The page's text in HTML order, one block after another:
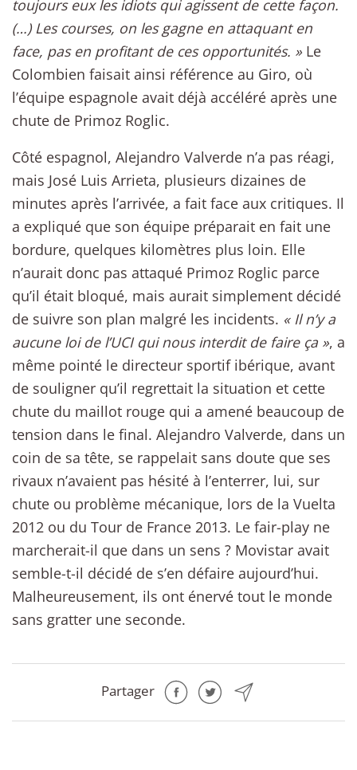
toujours eux les idiots qui agissent de cette façon.
(…) Les courses, on les gagne en attaquant en
face, pas en profitant de ces opportunités. » Le
Colombien faisait ainsi référence au Giro, où
l’équipe espagnole avait déjà accéléré après une
chute de Primoz Roglic.
Côté espagnol, Alejandro Valverde n’a pas réagi,
mais José Luis Arrieta, plusieurs dizaines de
minutes après l’arrivée, a fait face aux critiques. Il
a expliqué que son équipe préparait en fait une
bordure, quelques kilomètres plus loin. Elle
n’aurait donc pas attaqué Primoz Roglic parce
qu’il était bloqué, mais aurait simplement décidé
de suivre son plan malgré les incidents. « Il n’y a
aucune loi de l’UCI qui nous interdit de faire ça », a
même pointé le directeur sportif ibérique, avant
de souligner qu’il regrettait la situation et cette
chute du maillot rouge qui a amené beaucoup de
tension dans le final. Alejandro Valverde, dans un
coin de sa tête, se rappelait sans doute que ses
rivaux n’avaient pas hésité à l’enterrer, lui, sur
chute ou problème mécanique, lors de la Vuelta
2012 ou du Tour de France 2013. Le fair-play ne
marcherait-il que dans un sens ? Movistar avait
semble-t-il décidé de s’en défaire aujourd’hui.
Malheureusement, ils ont énervé tout le monde
sans gratter une seconde.
Partager